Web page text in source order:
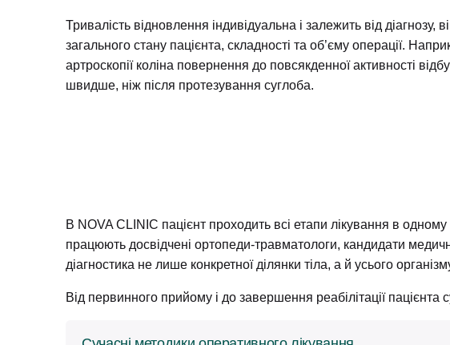
Тривалість відновлення індивідуальна і залежить від діагнозу,
загального стану пацієнта, складності та об’єму операції.
артроскопії коліна повернення до повсякденної активності
швидше, ніж після протезування суглоба.
В NOVA CLINIC пацієнт проходить всі етапи лікування в
працюють досвідчені ортопеди-травматологи, кандидати
діагностика не лише конкретної ділянки тіла, а й усього
Від первинного прийому і до завершення реабілітації